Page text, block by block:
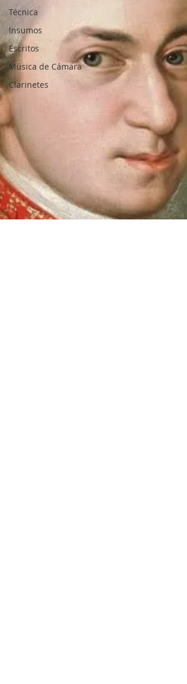
Técnica
Insumos
Escritos
Música de Cámara
Clarinetes